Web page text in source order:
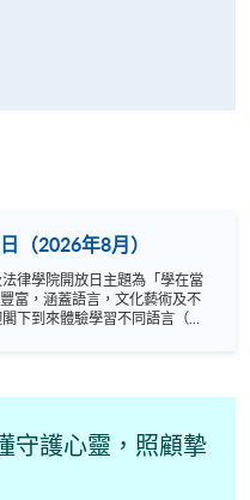
（2026年8月）
富，涵蓋語言，文化藝術及不
想瞭解心理學及相關的日常應
。萬勿錯過是次活動，記得把
學習之路，成就你的未來藍
守護心靈，照顧摯